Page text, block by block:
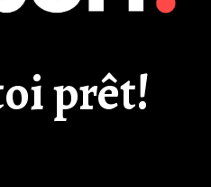
prêt!